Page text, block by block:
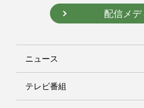
配信メデ
ニュース
テレビ番組